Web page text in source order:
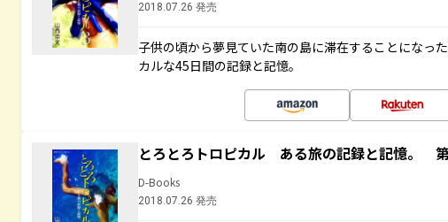
2018.07.26 発売
子供の頃から夢見ていた南の島に滞在することになっ
カルな45日間の記録と記憶。
とろとろトロピカル ある旅の記録と記憶。
D-Books
2018.07.26 発売